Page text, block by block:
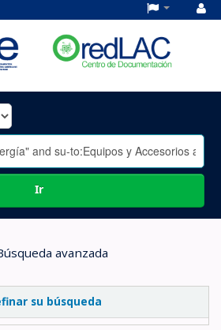
Ir
avanzada
su búsqueda